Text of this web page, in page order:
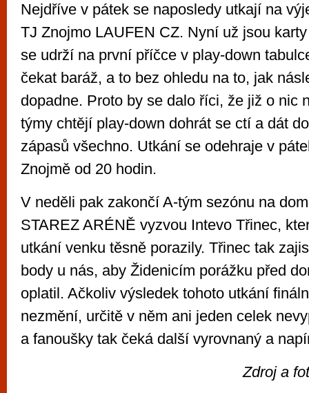
Nejdříve v pátek se naposledy utkají na
TJ Znojmo LAUFEN CZ. Nyní už jsou
se udrží na první příčce v play-down
čekat baráž, a to bez ohledu na to, jak
dopadne. Proto by se dalo říci, že již o nic
týmy chtějí play-down dohrát se ctí a dát
zápasů všechno. Utkání se odehraje v
Znojmě od 20 hodin.
V neděli pak zakončí A-tým sezónu na
STAREZ ARÉNĚ vyzvou Intevo Třinec,
utkání venku těsně porazily. Třinec tak
body u nás, aby Židenicím porážku před
oplatil. Ačkoliv výsledek tohoto utkání
nezmění, určitě v něm ani jeden celek
a fanoušky tak čeká další vyrovnaný a
Zdroj a